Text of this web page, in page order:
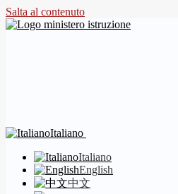
Salta al contenuto
Italiano
Italiano
English
中文